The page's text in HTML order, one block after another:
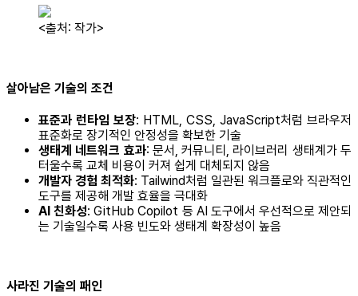
<출처: 작가>
살아남은 기술의 조건
표준과 런타임 보장: HTML, CSS, JavaScript처럼 브라우저
표준화로 장기적인 안정성을 확보한 기술
생태계 네트워크 효과: 문서, 커뮤니티, 라이브러리 생태계가 두
터울수록 교체 비용이 커져 쉽게 대체되지 않음
개발자 경험 최적화: Tailwind처럼 일관된 워크플로와 직관적인
도구를 제공해 개발 효율을 극대화
AI 친화성: GitHub Copilot 등 AI 도구에서 우선적으로 제안되
는 기술일수록 사용 빈도와 생태계 확장성이 높음
사라진 기술의 패인